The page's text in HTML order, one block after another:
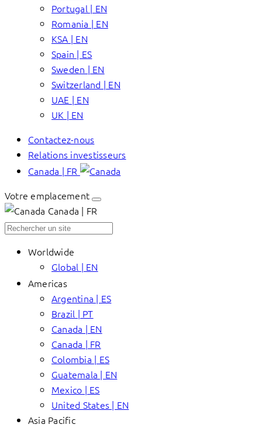
Portugal | EN
Romania | EN
KSA | EN
Spain | ES
Sweden | EN
Switzerland | EN
UAE | EN
UK | EN
Contactez-nous
Relations investisseurs
Canada | FR
Votre emplacement
Canada | FR
Worldwide
Global | EN
Americas
Argentina | ES
Brazil | PT
Canada | EN
Canada | FR
Colombia | ES
Guatemala | EN
Mexico | ES
United States | EN
Asia Pacific